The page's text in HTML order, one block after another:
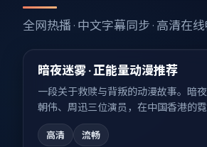
全网热播 · 中文字幕同步 · 高清在
热门
暗夜迷雾 · 正能量动漫推荐
一段关于救赎与背叛的动漫故事。暗
朝伟、周迅三位演员，在中国香港的
性，结局耐人寻味。
高清
流畅